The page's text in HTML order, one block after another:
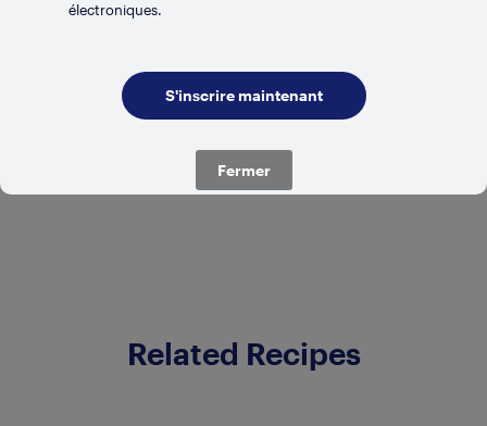
RÉFRIGÉRÉ
Vanille
Related Recipes
électroniques.
Fermer